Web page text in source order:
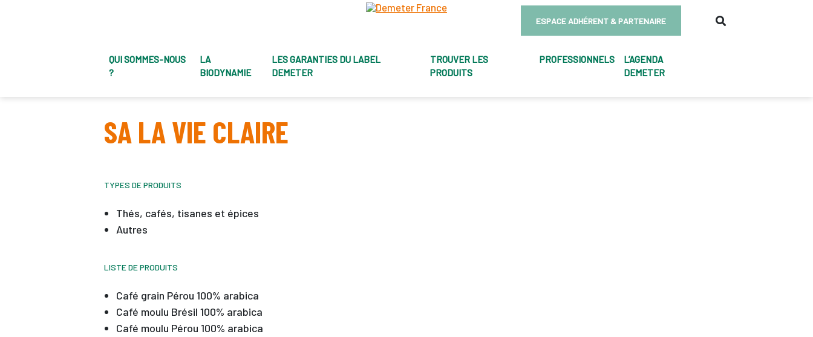
ESPACE ADHÉRENT & PARTENAIRE
QUI SOMMES-NOUS
?
LA
BIODYNAMIE
LES GARANTIES DU LABEL
DEMETER
TROUVER LES
PRODUITS
PROFESSIONNELS
L’AGENDA
DEMETER
SA LA VIE CLAIRE
TYPES DE PRODUITS
Thés, cafés, tisanes et épices
Autres
LISTE DE PRODUITS
Café grain Pérou 100% arabica
Café moulu Brésil 100% arabica
Café moulu Pérou 100% arabica